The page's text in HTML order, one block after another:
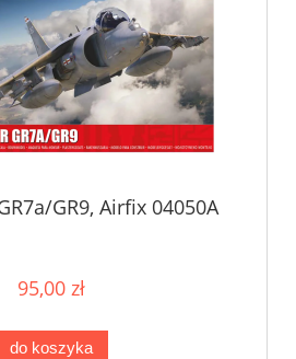
GR9, Airfix 04050A
95,00 zł
do koszyka